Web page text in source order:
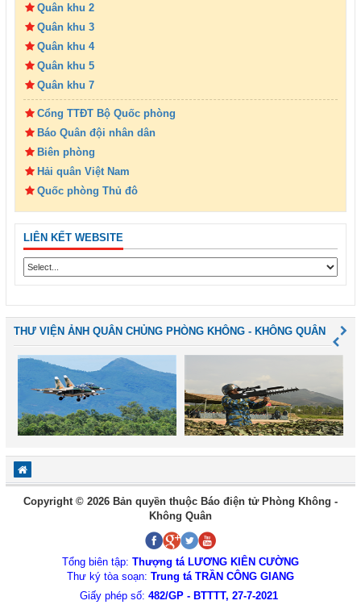
Quân khu 2
Quân khu 3
Quân khu 4
Quân khu 5
Quân khu 7
Cổng TTĐT Bộ Quốc phòng
Báo Quân đội nhân dân
Biên phòng
Hải quân Việt Nam
Quốc phòng Thủ đô
LIÊN KẾT WEBSITE
THƯ VIỆN ẢNH QUÂN CHỦNG PHÒNG KHÔNG - KHÔNG QUÂN
Copyright © 2026 Bản quyền thuộc Báo điện tử Phòng Không -
Không Quân
Tổng biên tập: Thượng tá LƯƠNG KIÊN CƯỜNG
Thư ký tòa soạn: Trung tá TRẦN CÔNG GIANG
Giấy phép số: 482/GP - BTTTT, 27-7-2021